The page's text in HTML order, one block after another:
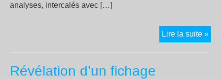
analyses, intercalés avec […]
Lire la suite »
–
Révélation d’un fichage